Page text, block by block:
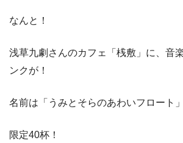
なんと！
浅草九劇さんのカフェ「桟敷」に、音
ンクが！
名前は「うみとそらのあわいフロート」
限定40杯！